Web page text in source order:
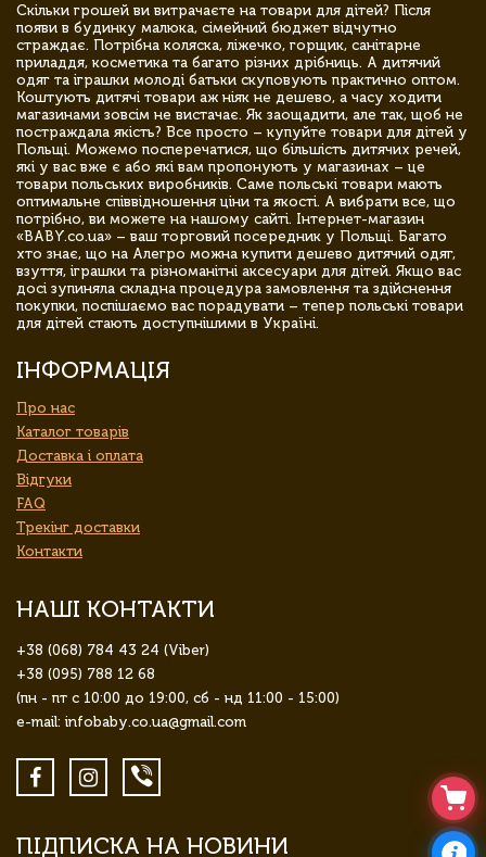
Скільки грошей ви витрачаєте на товари для дітей? Після
появи в будинку малюка, сімейний бюджет відчутно
страждає. Потрібна коляска, ліжечко, горщик, санітарне
приладдя, косметика та багато різних дрібниць. А дитячий
одяг та іграшки молоді батьки скуповують практично оптом.
Коштують дитячі товари аж ніяк не дешево, а часу ходити
магазинами зовсім не вистачає. Як заощадити, але так, щоб не
постраждала якість? Все просто – купуйте товари для дітей у
Польщі. Можемо посперечатися, що більшість дитячих речей,
які у вас вже є або які вам пропонують у магазинах – це
товари польських виробників. Саме польські товари мають
оптимальне співвідношення ціни та якості. А вибрати все, що
потрібно, ви можете на нашому сайті. Інтернет-магазин
«BABY.co.ua» – ваш торговий посередник у Польщі. Багато
хто знає, що на Алегро можна купити дешево дитячий одяг,
взуття, іграшки та різноманітні аксесуари для дітей. Якщо вас
досі зупиняла складна процедура замовлення та здійснення
покупки, поспішаємо вас порадувати – тепер польські товари
для дітей стають доступнішими в Україні.
ІНФОРМАЦІЯ
Про нас
Каталог товарів
Доставка і оплата
Відгуки
FAQ
Трекінг доставки
Контакти
НАШІ КОНТАКТИ
+38 (068) 784 43 24 (Viber)
+38 (095) 788 12 68
(пн - пт с 10:00 до 19:00, сб - нд 11:00 - 15:00)
e-mail: infobaby.co.ua@gmail.com
ПІДПИСКА НА НОВИНИ